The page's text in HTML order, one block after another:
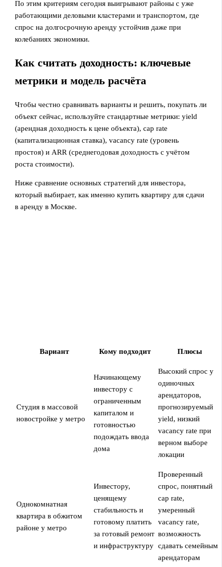
По этим критериям сегодня выигрывают районы с уже
работающими деловыми кластерами и транспортом, где
спрос на долгосрочную аренду устойчив даже при
колебаниях экономики.
Как считать доходность: ключевые
метрики и модель расчёта
Чтобы честно сравнивать варианты и решить, покупать ли
объект сейчас, используйте стандартные метрики: yield
(арендная доходность к цене объекта), cap rate
(капитализационная ставка), vacancy rate (уровень
простоя) и ARR (среднегодовая доходность с учётом
роста стоимости).
Ниже сравнение основных стратегий для инвестора,
который выбирает, как именно купить квартиру для сдачи
в аренду в Москве.
Вариант Кому подходит Плюсы
Студия в массовой
новостройке у метро
Начинающему
инвестору с
ограниченным
капиталом и
готовностью
подождать ввода
дома
Высокий спрос у
одиночных
арендаторов,
прогнозируемый
yield, низкий
vacancy rate при
верном выборе
локации
Однокомнатная
квартира в обжитом
районе у метро
Инвестору,
ценящему
стабильность и
готовому платить
за готовый ремонт
и инфраструктуру
Проверенный
спрос, понятный
cap rate,
умеренный
vacancy rate,
возможность
сдавать семейным
арендаторам